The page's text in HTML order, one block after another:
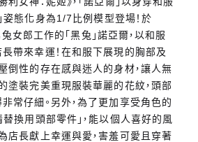
姿態化身為1/7比例模型登場！於
女郎工作的「黑兔」諾亞爾，以和服
帶來幸運！在和服下展現的胸部及
倒性的存在感與迷人的身材，讓人無
塗裝完美重現服裝華麗的花紋，頭部
常仔細。另外，為了更加享受角色的
替換用頭部零件」，能以個人喜好的風
店長獻上幸運與愛，害羞可愛且穿著